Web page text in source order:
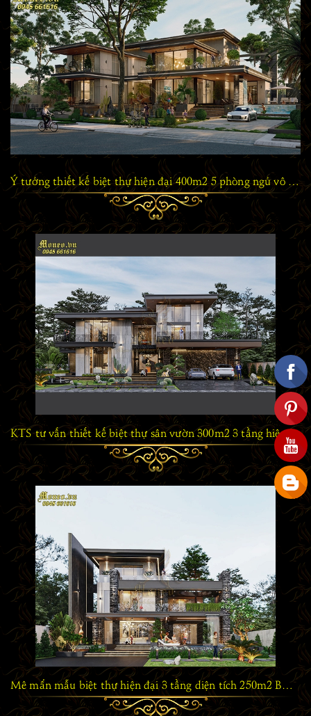
Ý tưởng thiết kế biệt thự hiện đại 400m2 5 phòng ngủ vô cùng chất
KTS tư vấn thiết kế biệt thự sân vườn 300m2 3 tầng hiện đại đẹp như mơ
Mê mẩn mẫu biệt thự hiện đại 3 tầng diện tích 250m2 BT1250423